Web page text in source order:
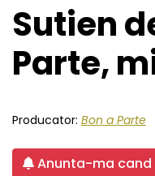
Sutien
Parte,
Producator: Bon a Parte
Anunta-ma cand